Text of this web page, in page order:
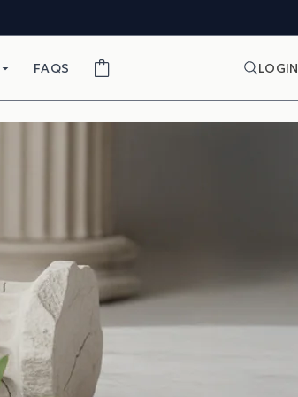
FAQS LOGIN